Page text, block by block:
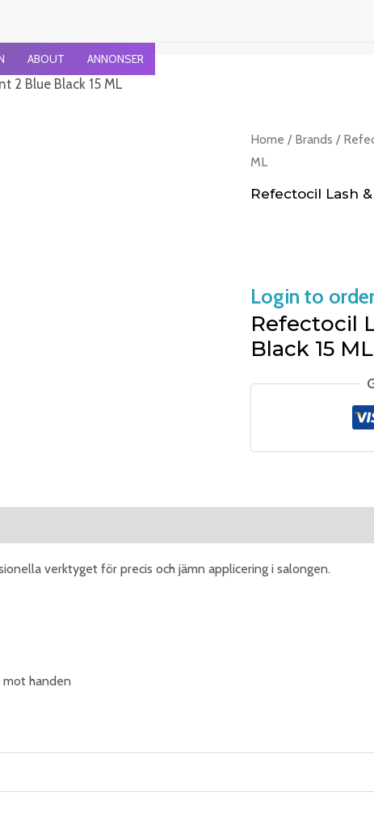
ABOUT ANNONSER
2 Blue Black 15 ML
Home / Brands /
ML
Refectocil Lash
Login to
Refectocil
Black 15 ML
verktyget för precis och jämn applicering i salongen.
mot handen